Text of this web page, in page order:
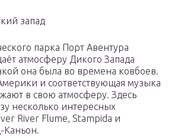
запад
парка Порт Авентура
атмосферу Дикого Запада
она была во времена ковбоев.
и соответствующая музыка
в свою атмосферу. Здесь
несколько интересных
River Flume, Stampida и
Каньон.